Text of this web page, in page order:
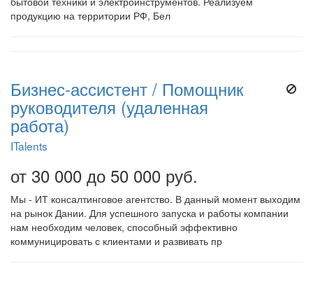
продукцию на территории РФ, Бел
Бизнес-ассистент / Помощник
руководителя (удаленная
работа)
ITalents
от 30 000 до 50 000 руб.
Мы - ИТ консалтинговое агентство. В данный момент выходим
на рынок Дании. Для успешного запуска и работы компании
нам необходим человек, способный эффективно
коммуницировать с клиентами и развивать пр